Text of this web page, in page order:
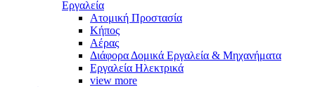
Εργαλεία
Aτομική Προστασία
Kήπος
Αέρας
Διάφορα Δομικά Εργαλεία & Μηχανήματα
Εργαλεία Ηλεκτρικά
view more